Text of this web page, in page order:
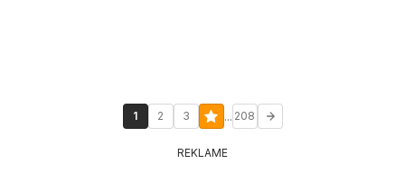
1 2 3 ... 208
REKLAME